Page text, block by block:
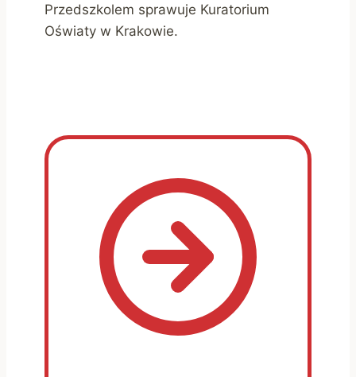
Przedszkolem sprawuje Kuratorium
Oświaty w Krakowie.